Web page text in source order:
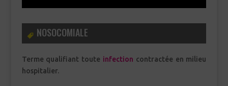
NOSOCOMIALE
Terme qualifiant toute infection contractée en milieu
hospitalier.